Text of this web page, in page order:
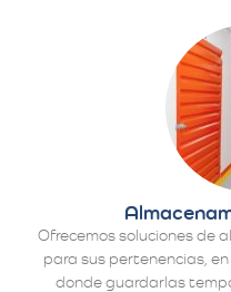
Ofrecemos soluciones de
para sus pertenencias,
donde guardarlas